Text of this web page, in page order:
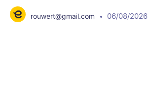
rouwert@gmail.com 06/08/2026